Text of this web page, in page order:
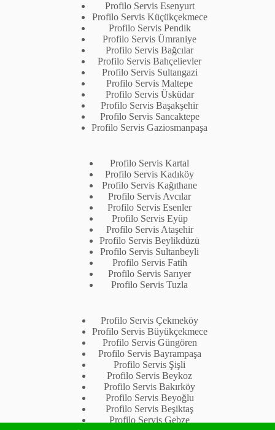
Profilo Servis Esenyurt
Profilo Servis Küçükçekmece
Profilo Servis Pendik
Profilo Servis Ümraniye
Profilo Servis Bağcılar
Profilo Servis Bahçelievler
Profilo Servis Sultangazi
Profilo Servis Maltepe
Profilo Servis Üsküdar
Profilo Servis Başakşehir
Profilo Servis Sancaktepe
Profilo Servis Gaziosmanpaşa
Profilo Servis Kartal
Profilo Servis Kadıköy
Profilo Servis Kağıthane
Profilo Servis Avcılar
Profilo Servis Esenler
Profilo Servis Eyüp
Profilo Servis Ataşehir
Profilo Servis Beylikdüzü
Profilo Servis Sultanbeyli
Profilo Servis Fatih
Profilo Servis Sarıyer
Profilo Servis Tuzla
Profilo Servis Çekmeköy
Profilo Servis Büyükçekmece
Profilo Servis Güngören
Profilo Servis Bayrampaşa
Profilo Servis Şişli
Profilo Servis Beykoz
Profilo Servis Bakırköy
Profilo Servis Beyoğlu
Profilo Servis Beşiktaş
Profilo Servis Gebze